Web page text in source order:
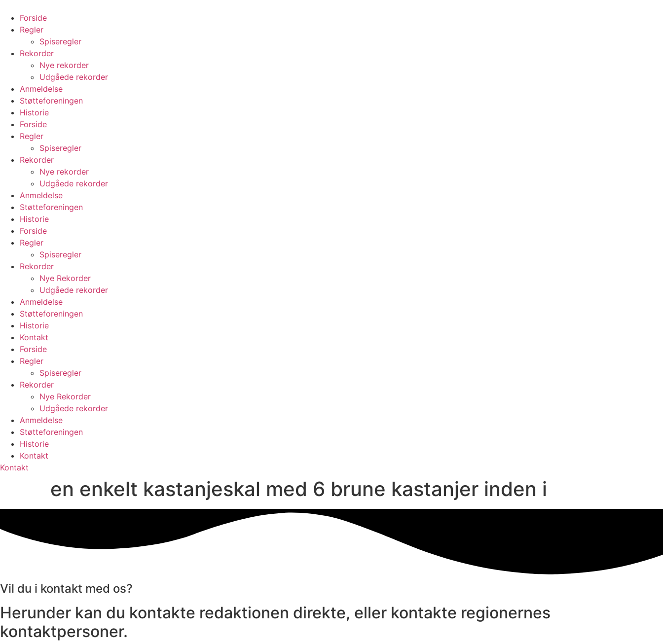
indhold
Forside
Regler
Spiseregler
Rekorder
Nye rekorder
Udgåede rekorder
Anmeldelse
Støtteforeningen
Historie
Forside
Regler
Spiseregler
Rekorder
Nye rekorder
Udgåede rekorder
Anmeldelse
Støtteforeningen
Historie
Forside
Regler
Spiseregler
Rekorder
Nye Rekorder
Udgåede rekorder
Anmeldelse
Støtteforeningen
Historie
Kontakt
Forside
Regler
Spiseregler
Rekorder
Nye Rekorder
Udgåede rekorder
Anmeldelse
Støtteforeningen
Historie
Kontakt
Kontakt
en enkelt kastanjeskal med 6 brune kastanjer inden i
Vil du i kontakt med os?
Herunder kan du kontakte redaktionen direkte, eller kontakte regionernes
kontaktpersoner.